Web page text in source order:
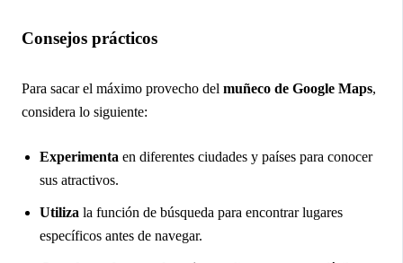
Consejos prácticos
Para sacar el máximo provecho del muñeco de Google Maps,
considera lo siguiente:
Experimenta en diferentes ciudades y países para conocer
sus atractivos.
Utiliza la función de búsqueda para encontrar lugares
específicos antes de navegar.